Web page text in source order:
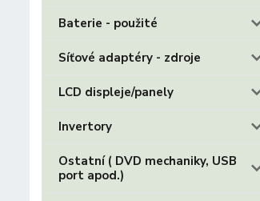
Baterie - použité
Síťové adaptéry - zdroje
LCD displeje/panely
Invertory
Ostatní ( DVD mechaniky, USB
port apod.)